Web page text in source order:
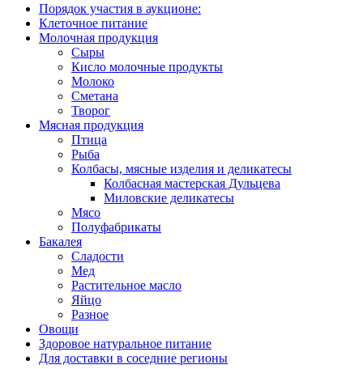
Порядок участия в аукционе:
Клеточное питание
Молочная продукция
Сыры
Кисло молочные продукты
Молоко
Сметана
Творог
Мясная продукция
Птица
Рыба
Колбасы, мясные изделия и деликатесы
Колбасная мастерская Дульцева
Миловские деликатесы
Мясо
Полуфабрикаты
Бакалея
Сладости
Мед
Растительное масло
Яйцо
Разное
Овощи
Здоровое натуральное питание
Для доставки в соседние регионы